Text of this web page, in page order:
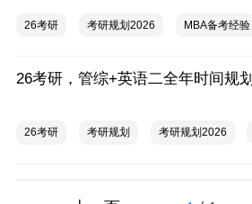
26考研 考研规划2026 MBA备考经验
26考研，管综+英语二全年时间规划
26考研 考研规划 考研规划2026